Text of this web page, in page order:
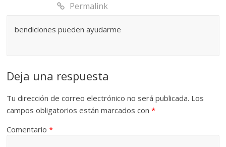
Permalink
bendiciones pueden ayudarme
Deja una respuesta
Tu dirección de correo electrónico no será publicada. Los
campos obligatorios están marcados con*
Comentario*